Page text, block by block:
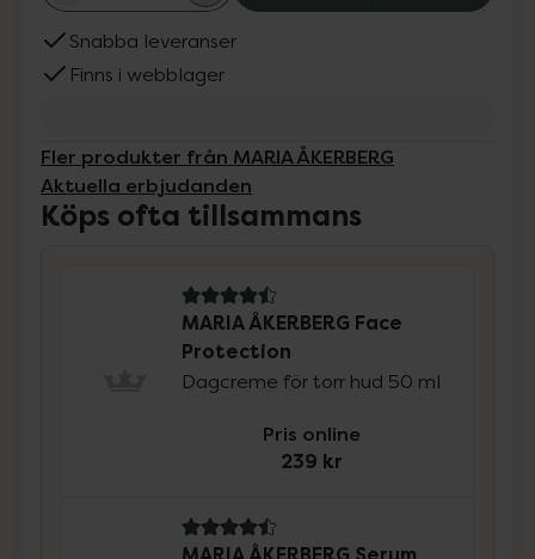
Snabba leveranser
Finns i webblager
Fler produkter från MARIA ÅKERBERG
Aktuella erbjudanden
Köps ofta tillsammans
4.5 av 5 i omdöme
MARIA ÅKERBERG Face
Protection
Dagcreme för torr hud 50 ml
Pris online
239 kr
4.5 av 5 i omdöme